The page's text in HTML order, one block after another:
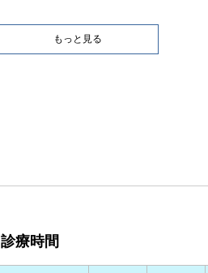
もっと見る
診療時間